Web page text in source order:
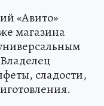
«Авито»
магазина
сладости,